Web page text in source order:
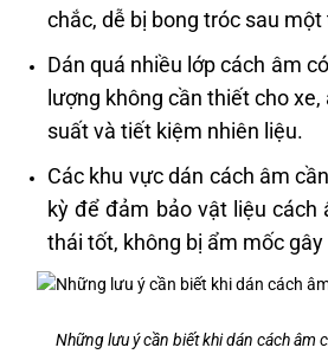
chắc, dễ bị bong tróc sau một
Dán quá nhiều lớp cách âm
lượng không cần thiết cho
suất và tiết kiệm nhiên liệu.
Các khu vực dán cách âm
kỳ để đảm bảo vật liệu cách
thái tốt, không bị ẩm mốc
Những lưu ý cần biết khi dán cách âm